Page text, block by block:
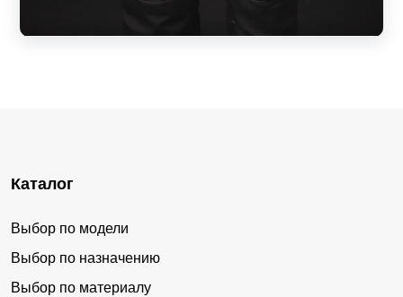
Каталог
Выбор по модели
Выбор по назначению
Выбор по материалу